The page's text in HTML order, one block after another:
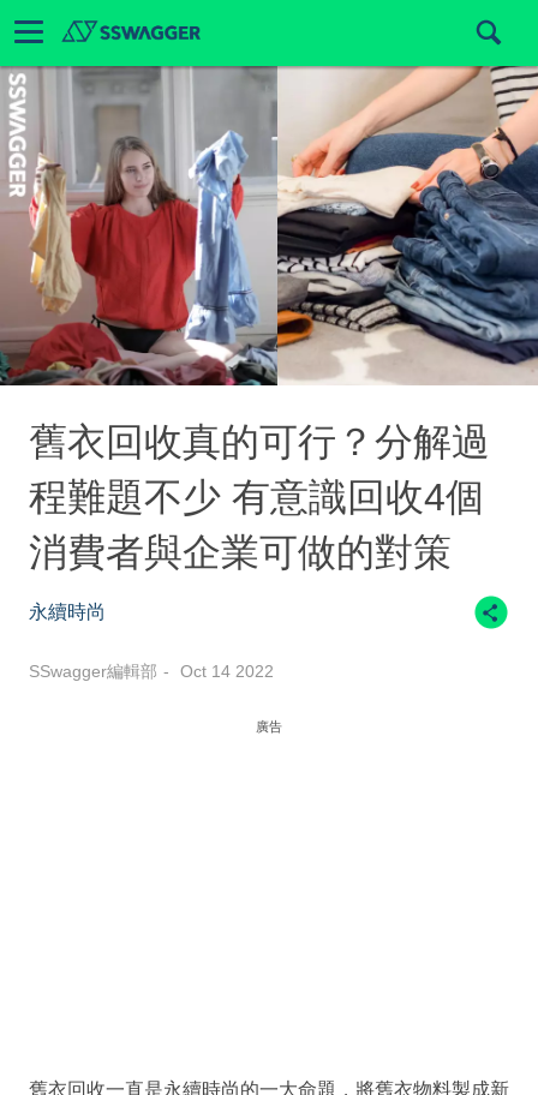
舊衣回收真的可行？分解過
程難題不少 有意識回收4個
消費者與企業可做的對策
永續時尚
SSwagger編輯部 Oct 14 2022
廣告
舊衣回收一直是永續時尚的一大命題，將舊衣物料製成新